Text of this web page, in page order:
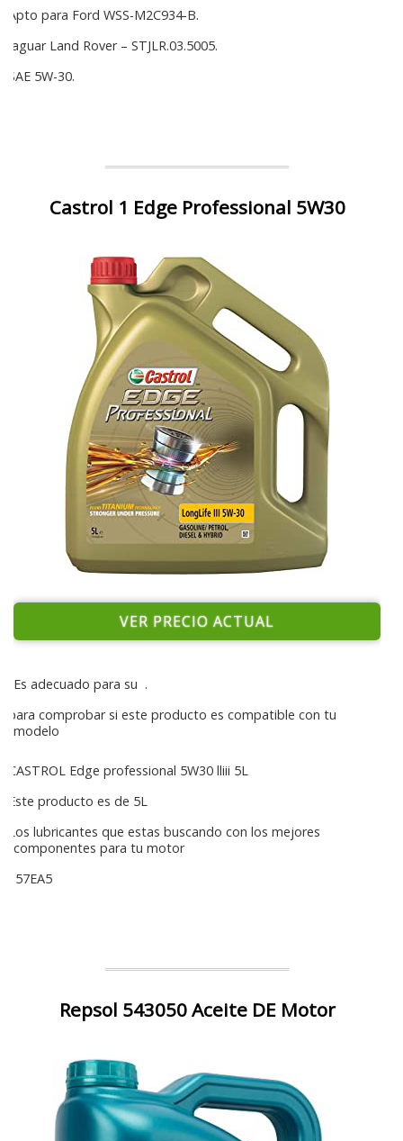
Apto para Ford WSS-M2C934-B.
Jaguar Land Rover – STJLR.03.5005.
SAE 5W-30.
Castrol 1 Edge Professional 5W30
VER PRECIO ACTUAL
Es adecuado para su .
para comprobar si este producto es compatible con tu
modelo
CASTROL Edge professional 5W30 lliii 5L
Este producto es de 5L
Los lubricantes que estas buscando con los mejores
componentes para tu motor
157EA5
Repsol 543050 Aceite DE Motor